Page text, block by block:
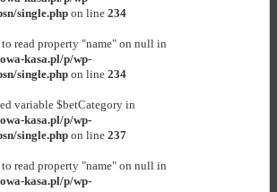
single.php on line 234
read property "name" on null in
kasa.pl/p/wp-
single.php on line 234
variable $betCategory in
kasa.pl/p/wp-
single.php on line 237
read property "name" on null in
kasa.pl/p/wp-